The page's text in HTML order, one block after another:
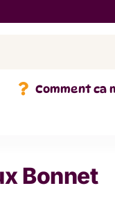
Comment ca
Bonnet